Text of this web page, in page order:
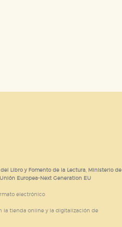
Libro y Fomento de la Lectura, Ministerio de
Europea-Next Generation EU
electrónico
la tienda online y la digitalización de